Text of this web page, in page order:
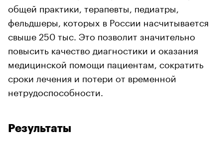
общей практики, терапевты, педиатры,
фельдшеры, которых в России насчитывается
свыше 250 тыс. Это позволит значительно
повысить качество диагностики и оказания
медицинской помощи пациентам, сократить
сроки лечения и потери от временной
нетрудоспособности.
Результаты